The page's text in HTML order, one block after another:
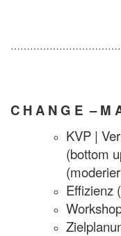
C H A N G E – M
KVP |
(bottom
Effizienz